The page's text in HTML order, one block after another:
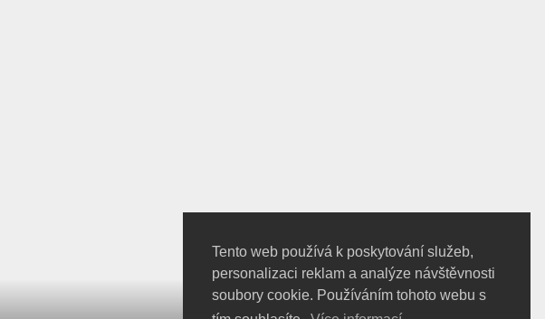
Tento web používá k poskytování služeb,
personalizaci reklam a analýze návštěvnosti
soubory cookie. Používáním tohoto webu s